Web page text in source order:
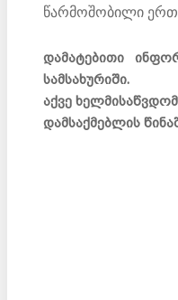
წარმოშობილი
დამატებითი
სამსახურიში.
აქვე
დამსაქმებლის